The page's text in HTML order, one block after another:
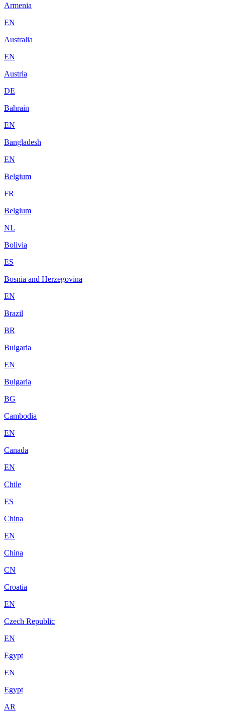
Armenia
EN
Australia
EN
Austria
DE
Bahrain
EN
Bangladesh
EN
Belgium
FR
Belgium
NL
Bolivia
ES
Bosnia and Herzegovina
EN
Brazil
BR
Bulgaria
EN
Bulgaria
BG
Cambodia
EN
Canada
EN
Chile
ES
China
EN
China
CN
Croatia
EN
Czech Republic
EN
Egypt
EN
Egypt
AR